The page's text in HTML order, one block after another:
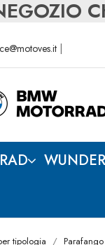
tipologia